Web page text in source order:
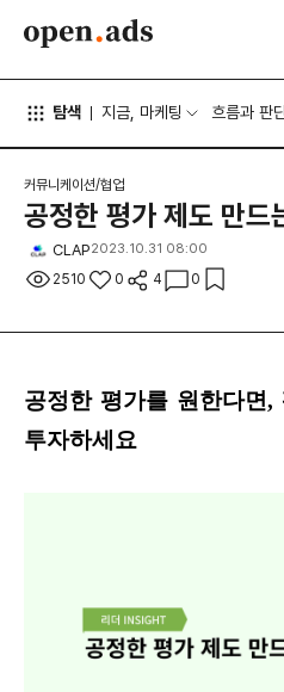
탐색 지금, 마케팅 흐름과 판
커뮤니케이션/협업
공정한 평가 제도 만드
CLAP2023.10.31 08:00
2510 0 4 0
공정한 평가를 원한다면
투자하세요